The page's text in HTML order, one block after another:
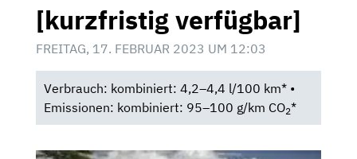
[kurzfristig verfügbar]
FREITAG, 17. FEBRUAR 2023 UM 12:03
Verbrauch: kombiniert: 4,2–4,4 l/100 km* •
Emissionen: kombiniert: 95–100 g/km CO2*